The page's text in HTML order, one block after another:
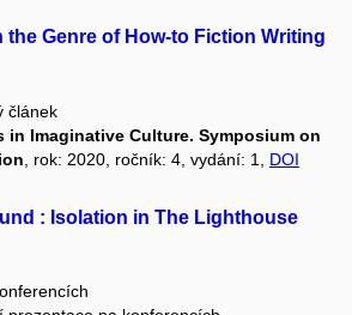
the Genre of How-to Fiction Writing
článek
in Imaginative Culture. Symposium on
, rok: 2020, ročník: 4, vydání: 1, DOI
: Isolation in The Lighthouse